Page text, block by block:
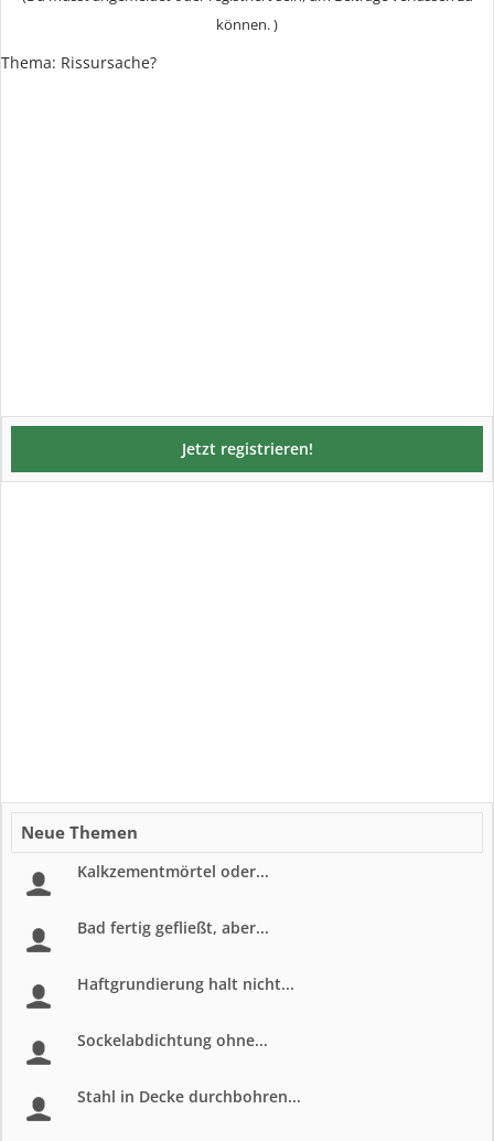
können. )
Thema: Rissursache?
Jetzt registrieren!
Neue Themen
Kalkzementmörtel oder...
Bad fertig gefließt, aber...
Haftgrundierung halt nicht...
Sockelabdichtung ohne...
Stahl in Decke durchbohren...